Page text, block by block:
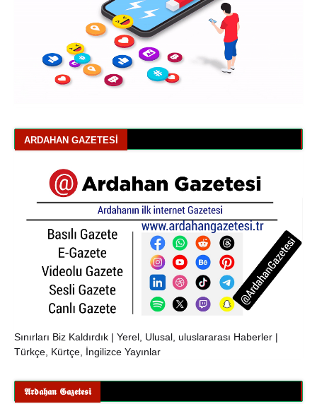
ARDAHAN GAZETESI
Sınırları Biz Kaldırdık | Yerel, Ulusal, uluslararası Haberler |
Türkçe, Kürtçe, İngilizce Yayınlar
𝕬𝖗𝖉𝖆𝖍𝖆𝖓 𝕲𝖆𝖟𝖊𝖙𝖊𝖘𝖎